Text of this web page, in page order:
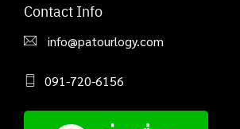
Contact Info
info@patourlogy.com
091-720-6156